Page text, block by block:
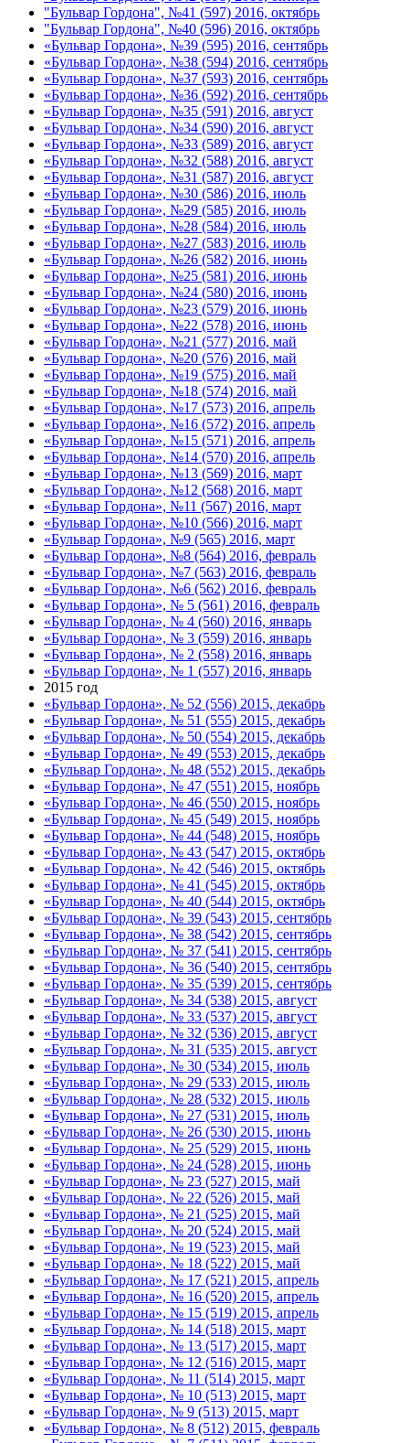
"Бульвар Гордона", №41 (597) 2016, октябрь
"Бульвар Гордона", №40 (596) 2016, октябрь
«Бульвар Гордона», №39 (595) 2016, сентябрь
«Бульвар Гордона», №38 (594) 2016, сентябрь
«Бульвар Гордона», №37 (593) 2016, сентябрь
«Бульвар Гордона», №36 (592) 2016, сентябрь
«Бульвар Гордона», №35 (591) 2016, август
«Бульвар Гордона», №34 (590) 2016, август
«Бульвар Гордона», №33 (589) 2016, август
«Бульвар Гордона», №32 (588) 2016, август
«Бульвар Гордона», №31 (587) 2016, август
«Бульвар Гордона», №30 (586) 2016, июль
«Бульвар Гордона», №29 (585) 2016, июль
«Бульвар Гордона», №28 (584) 2016, июль
«Бульвар Гордона», №27 (583) 2016, июль
«Бульвар Гордона», №26 (582) 2016, июнь
«Бульвар Гордона», №25 (581) 2016, июнь
«Бульвар Гордона», №24 (580) 2016, июнь
«Бульвар Гордона», №23 (579) 2016, июнь
«Бульвар Гордона», №22 (578) 2016, июнь
«Бульвар Гордона», №21 (577) 2016, май
«Бульвар Гордона», №20 (576) 2016, май
«Бульвар Гордона», №19 (575) 2016, май
«Бульвар Гордона», №18 (574) 2016, май
«Бульвар Гордона», №17 (573) 2016, апрель
«Бульвар Гордона», №16 (572) 2016, апрель
«Бульвар Гордона», №15 (571) 2016, апрель
«Бульвар Гордона», №14 (570) 2016, апрель
«Бульвар Гордона», №13 (569) 2016, март
«Бульвар Гордона», №12 (568) 2016, март
«Бульвар Гордона», №11 (567) 2016, март
«Бульвар Гордона», №10 (566) 2016, март
«Бульвар Гордона», №9 (565) 2016, март
«Бульвар Гордона», №8 (564) 2016, февраль
«Бульвар Гордона», №7 (563) 2016, февраль
«Бульвар Гордона», №6 (562) 2016, февраль
«Бульвар Гордона», № 5 (561) 2016, февраль
«Бульвар Гордона», № 4 (560) 2016, январь
«Бульвар Гордона», № 3 (559) 2016, январь
«Бульвар Гордона», № 2 (558) 2016, январь
«Бульвар Гордона», № 1 (557) 2016, январь
2015 год
«Бульвар Гордона», № 52 (556) 2015, декабрь
«Бульвар Гордона», № 51 (555) 2015, декабрь
«Бульвар Гордона», № 50 (554) 2015, декабрь
«Бульвар Гордона», № 49 (553) 2015, декабрь
«Бульвар Гордона», № 48 (552) 2015, декабрь
«Бульвар Гордона», № 47 (551) 2015, ноябрь
«Бульвар Гордона», № 46 (550) 2015, ноябрь
«Бульвар Гордона», № 45 (549) 2015, ноябрь
«Бульвар Гордона», № 44 (548) 2015, ноябрь
«Бульвар Гордона», № 43 (547) 2015, октябрь
«Бульвар Гордона», № 42 (546) 2015, октябрь
«Бульвар Гордона», № 41 (545) 2015, октябрь
«Бульвар Гордона», № 40 (544) 2015, октябрь
«Бульвар Гордона», № 39 (543) 2015, сентябрь
«Бульвар Гордона», № 38 (542) 2015, сентябрь
«Бульвар Гордона», № 37 (541) 2015, сентябрь
«Бульвар Гордона», № 36 (540) 2015, сентябрь
«Бульвар Гордона», № 35 (539) 2015, сентябрь
«Бульвар Гордона», № 34 (538) 2015, август
«Бульвар Гордона», № 33 (537) 2015, август
«Бульвар Гордона», № 32 (536) 2015, август
«Бульвар Гордона», № 31 (535) 2015, август
«Бульвар Гордона», № 30 (534) 2015, июль
«Бульвар Гордона», № 29 (533) 2015, июль
«Бульвар Гордона», № 28 (532) 2015, июль
«Бульвар Гордона», № 27 (531) 2015, июль
«Бульвар Гордона», № 26 (530) 2015, июнь
«Бульвар Гордона», № 25 (529) 2015, июнь
«Бульвар Гордона», № 24 (528) 2015, июнь
«Бульвар Гордона», № 23 (527) 2015, май
«Бульвар Гордона», № 22 (526) 2015, май
«Бульвар Гордона», № 21 (525) 2015, май
«Бульвар Гордона», № 20 (524) 2015, май
«Бульвар Гордона», № 19 (523) 2015, май
«Бульвар Гордона», № 18 (522) 2015, май
«Бульвар Гордона», № 17 (521) 2015, апрель
«Бульвар Гордона», № 16 (520) 2015, апрель
«Бульвар Гордона», № 15 (519) 2015, апрель
«Бульвар Гордона», № 14 (518) 2015, март
«Бульвар Гордона», № 13 (517) 2015, март
«Бульвар Гордона», № 12 (516) 2015, март
«Бульвар Гордона», № 11 (514) 2015, март
«Бульвар Гордона», № 10 (513) 2015, март
«Бульвар Гордона», № 9 (513) 2015, март
«Бульвар Гордона», № 8 (512) 2015, февраль